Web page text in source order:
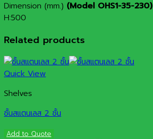
Dimension (mm.) (Model OHS1-35-230)
H:500
Related products
Quick View
Shelves
ชั้นสแตนเลส 2 ชั้น
Add to Quote